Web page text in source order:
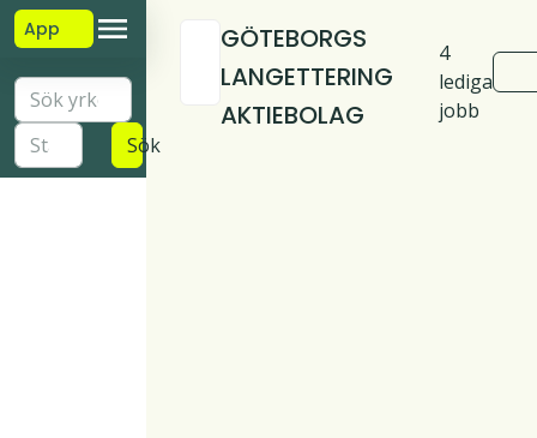
App
Sök
GÖTEBORGS
LANGETTERING
AKTIEBOLAG
4
lediga
jobb